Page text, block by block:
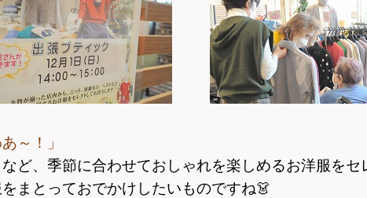
～！」
ど、 季節に合わせておしゃれを楽しめるお洋服を
まとっておでかけしたいものですね👗